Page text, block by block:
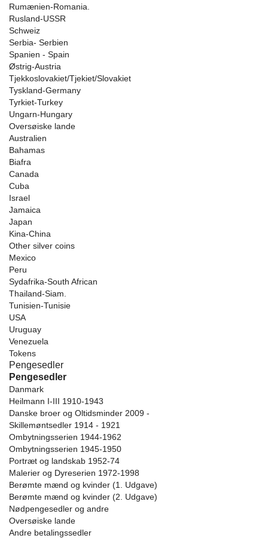
Rumænien-Romania.
Rusland-USSR
Schweiz
Serbia- Serbien
Spanien - Spain
Østrig-Austria
Tjekkoslovakiet/Tjekiet/Slovakiet
Tyskland-Germany
Tyrkiet-Turkey
Ungarn-Hungary
Oversøiske lande
Australien
Bahamas
Biafra
Canada
Cuba
Israel
Jamaica
Japan
Kina-China
Other silver coins
Mexico
Peru
Sydafrika-South African
Thailand-Siam.
Tunisien-Tunisie
USA
Uruguay
Venezuela
Tokens
Pengesedler
Pengesedler
Danmark
Heilmann I-III 1910-1943
Danske broer og Oltidsminder 2009 -
Skillemøntsedler 1914 - 1921
Ombytningsserien 1944-1962
Ombytningsserien 1945-1950
Portræt og landskab 1952-74
Malerier og Dyreserien 1972-1998
Berømte mænd og kvinder (1. Udgave)
Berømte mænd og kvinder (2. Udgave)
Nødpengesedler og andre
Oversøiske lande
Andre betalingssedler